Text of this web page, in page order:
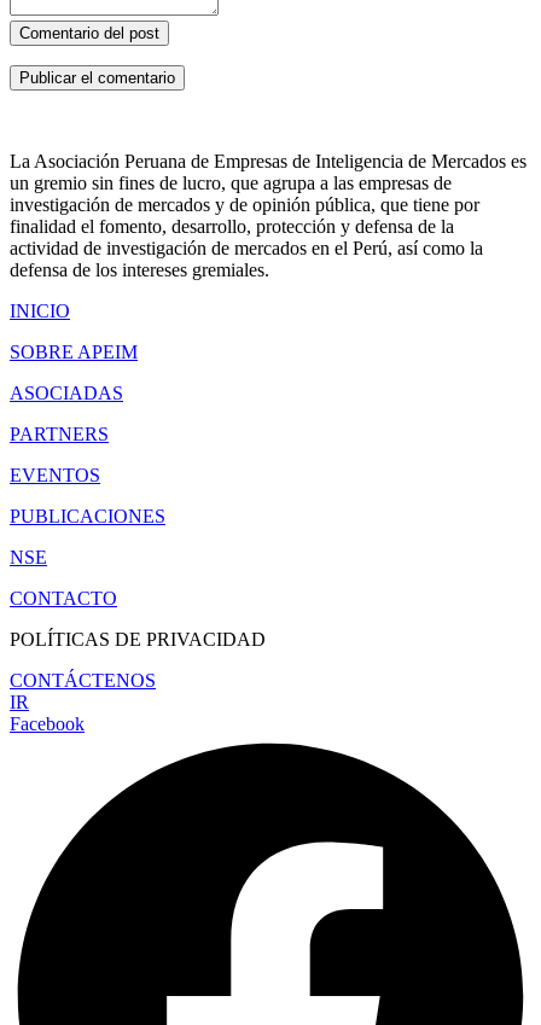
Comentario del post
La Asociación Peruana de Empresas de Inteligencia de Mercados es
un gremio sin fines de lucro, que agrupa a las empresas de
investigación de mercados y de opinión pública, que tiene por
finalidad el fomento, desarrollo, protección y defensa de la
actividad de investigación de mercados en el Perú, así como la
defensa de los intereses gremiales.
INICIO
SOBRE APEIM
ASOCIADAS
PARTNERS
EVENTOS
PUBLICACIONES
NSE
CONTACTO
POLÍTICAS DE PRIVACIDAD
CONTÁCTENOS
IR
Facebook